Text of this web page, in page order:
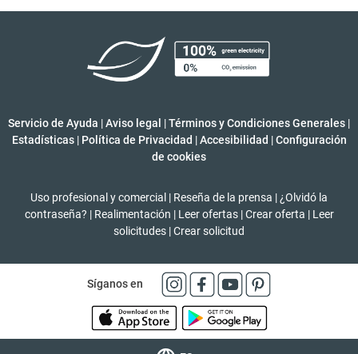
Servicio de Ayuda |Aviso legal |Términos y Condiciones Generales |
Estadísticas | Política de Privacidad | Accesibilidad | Configuración
de cookies
Uso profesional y comercial | Reseña de la prensa | ¿Olvidó la
contraseña? | Realimentación | Leer ofertas | Crear oferta | Leer
solicitudes |Crear solicitud
Síganos en